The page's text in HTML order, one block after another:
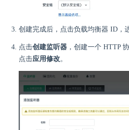
创建完成后，点击负载均衡器 ID，
点击创建监听器 ，创建一个 HTTP
点击应用修改。